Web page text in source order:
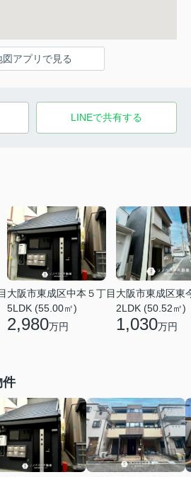
図アプリで見る
LINEで共有する
大阪市東成区中本５丁目
5LDK (55.00㎡)
2,980万円
大阪市東成区東
2LDK (50.52㎡)
1,030万円
件